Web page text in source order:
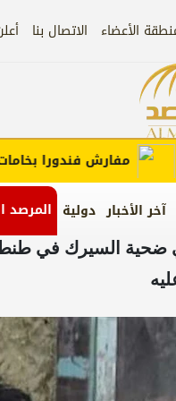
الأعضاء الاتصال بنا
آخر الأخبار دولية المرصد
مفارش فندورا بخامات
ضحية السيرك في